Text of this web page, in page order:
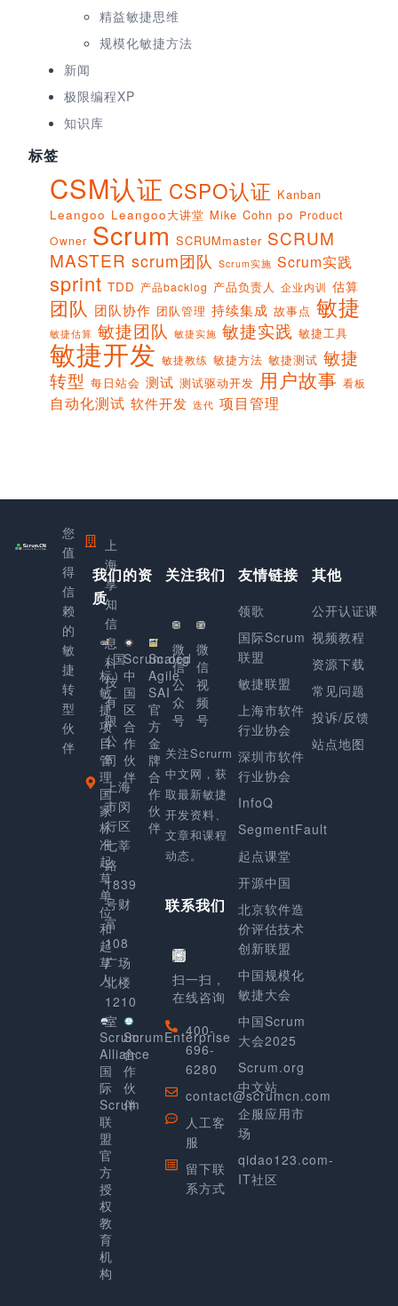
精益敏捷思维
规模化敏捷方法
新闻
极限编程XP
知识库
标签
CSM认证 CSPO认证 Kanban
Leangoo Leangoo大讲堂 Mike Cohn po Product
Owner Scrum SCRUMmaster SCRUM
MASTER scrum团队 Scrum实施 Scrum实践
sprint TDD 产品backlog 产品负责人 企业内训 估算
团队 团队协作 团队管理 持续集成 故事点 敏捷
敏捷估算 敏捷团队 敏捷实施 敏捷实践 敏捷工具
敏捷开发 敏捷教练 敏捷方法 敏捷测试 敏捷
转型 每日站会 测试 测试驱动开发 用户故事 看板
自动化测试 软件开发 迭代 项目管理
您
值
得
信
赖
的
敏
捷
转
型
伙
伴
上
海
享
知
信
息
科
技
有
限
公
司
上海
市闵
行区
七莘
路
1839
号财
富
108
广场
北楼
1210
室
我们的资
质
（国
标）
敏
捷
项
目
管
理
国
家
标
准
起
草
单
位
和
起
草
人
Scrum.org
中
国
区
合
作
伙
伴
Scaled
Agile
SAI
官
方
金
牌
合
作
伙
伴
Scrum
Alliance
国
际
Scrum
联
盟
官
方
授
权
教
育
机
构
ScrumEnterprise
合
作
伙
伴
关注我们
微
信
公
众
号
微
信
视
频
号
关注Scrurm
中文网，获
取最新敏捷
开发资料、
文章和课程
动态。
联系我们
扫一扫，
在线咨询
400-
696-
6280
contact@scrumcn.com
人工客
服
留下联
系方式
友情链接
领歌
国际Scrum
联盟
敏捷联盟
上海市软件
行业协会
深圳市软件
行业协会
InfoQ
SegmentFault
起点课堂
开源中国
北京软件造
价评估技术
创新联盟
中国规模化
敏捷大会
中国Scrum
大会2025
Scrum.org
中文站
企服应用市
场
qidao123.com-
IT社区
其他
公开认证课
视频教程
资源下载
常见问题
投诉/反馈
站点地图